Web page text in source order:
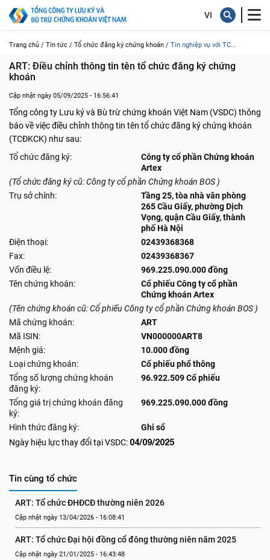
Trang chủ / Tin tức / Tổ chức đăng ký chứng khoán / Tin nghiệp vụ với TC...
ART: Điều chỉnh thông tin tên tổ chức đăng ký chứng
khoán
Cập nhật ngày 05/09/2025 - 16:56:41
Tổng công ty Lưu ký và Bù trừ chứng khoán Việt Nam (VSDC) thông
báo về việc điều chỉnh thông tin tên tổ chức đăng ký chứng khoán
(TCĐKCK) như sau:
Tổ chức đăng ký:
Công ty cổ phần Chứng khoán
Artex
(Tổ chức đăng ký cũ: Công ty cổ phần Chứng khoán BOS )
Trụ sở chính:
Tầng 25, tòa nhà văn phòng
265 Cầu Giấy, phường Dịch
Vọng, quận Cầu Giấy, thành
phố Hà Nội
Điện thoại:
02439368368
Fax:
02439368367
Vốn điều lệ:
969.225.090.000 đồng
Tên chứng khoán:
Cổ phiếu Công ty cổ phần
Chứng khoán Artex
(Tên chứng khoán cũ: Cổ phiếu Công ty cổ phần Chứng khoán BOS )
Mã chứng khoán:
ART
Mã ISIN:
VN000000ART8
Mệnh giá:
10.000 đồng
Loại chứng khoán:
Cổ phiếu phổ thông
Tổng số lượng chứng khoán
đăng ký:
96.922.509 Cổ phiếu
Tổng giá trị chứng khoán đăng
ký:
969.225.090.000 đồng
Hình thức đăng ký:
Ghi sổ
Ngày hiệu lực thay đổi tại VSDC: 04/09/2025
Tin cùng tổ chức
ART: Tổ chức ĐHĐCĐ thường niên 2026
Cập nhật ngày 13/04/2026 - 16:08:41
ART: Tổ chức Đại hội đồng cổ đông thường niên năm 2025
Cập nhật ngày 21/01/2025 - 16:43:48